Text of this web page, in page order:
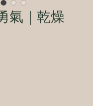
氣｜乾燥